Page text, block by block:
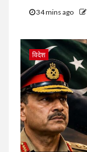
34 mins ago
विदेश